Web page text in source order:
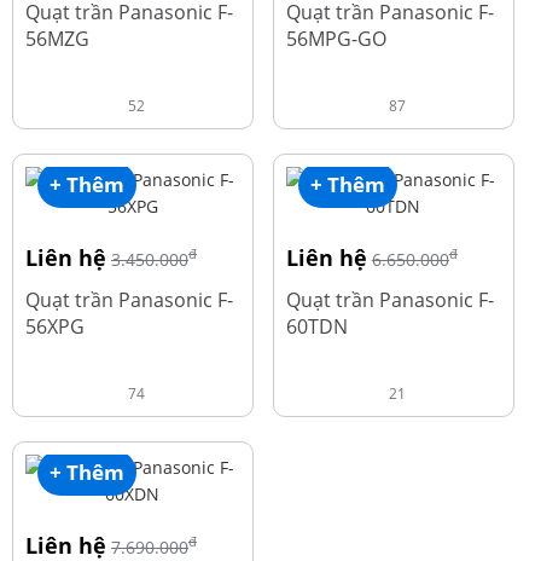
Quạt trần Panasonic F-
56MZG
52
Quạt trần Panasonic F-
56MPG-GO
87
+ Thêm
Liên hệ 3.450.000đ
Quạt trần Panasonic F-
56XPG
74
+ Thêm
Liên hệ 6.650.000đ
Quạt trần Panasonic F-
60TDN
21
+ Thêm
Liên hệ 7.690.000đ